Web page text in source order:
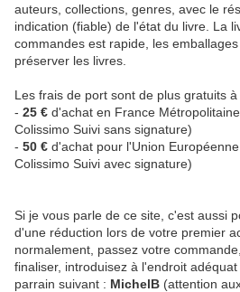
auteurs, collections, genres, avec le
indication (fiable) de l'état du livre. La
commandes est rapide, les
préserver les livres.
Les frais de port sont de plus gratuits
- 25 € d'achat en France
Colissimo Suivi sans signature)
- 50 € d'achat pour l'Union
Colissimo Suivi avec signature)
Si je vous parle de ce site, c'est aussi
d'une réduction lors de votre premier
normalement, passez votre
finaliser, introduisez à l'endroit
parrain suivant : MichelB (attention